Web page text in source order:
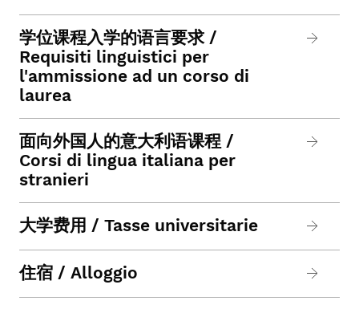
学位课程入学的语言要求 /
Requisiti linguistici per
l'ammissione ad un corso di
laurea
面向外国人的意大利语课程 /
Corsi di lingua italiana per
stranieri
大学费用 / Tasse universitarie
住宿 / Alloggio